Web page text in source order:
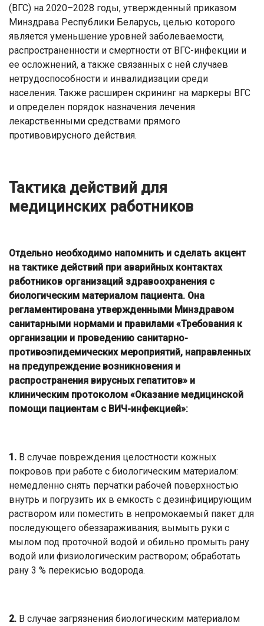
(ВГС) на 2020–2028 годы, утвержденный приказом
Минздрава Республики Беларусь, целью которого
является уменьшение уровней заболеваемости,
распространенности и смертности от ВГС-инфекции и
ее осложнений, а также связанных с ней случаев
нетрудоспособности и инвалидизации среди
населения. Также расширен скрининг на маркеры ВГС
и определен порядок назначения лечения
лекарственными средствами прямого
противовирусного действия.
Тактика действий для
медицинских работников
Отдельно необходимо напомнить и сделать акцент
на тактике действий при аварийных контактах
работников организаций здравоохранения с
биологическим материалом пациента. Она
регламентирована утвержденными Минздравом
санитарными нормами и правилами «Требования к
организации и проведению санитарно-
противоэпидемических мероприятий, направленных
на предупреждение возникновения и
распространения вирусных гепатитов» и
клиническим протоколом «Оказание медицинской
помощи пациентам с ВИЧ-инфекцией»:
1. В случае повреждения целостности кожных
покровов при работе с биологическим материалом:
немедленно снять перчатки рабочей поверхностью
внутрь и погрузить их в емкость с дезинфицирующим
раствором или поместить в непромокаемый пакет для
последующего обеззараживания; вымыть руки с
мылом под проточной водой и обильно промыть рану
водой или физиологическим раствором; обработать
рану 3 % перекисью водорода.
2. В случае загрязнения биологическим материалом